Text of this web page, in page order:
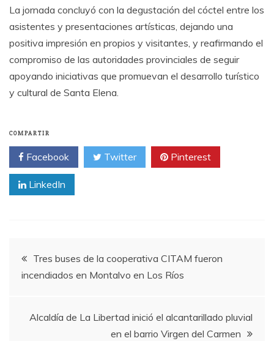
La jornada concluyó con la degustación del cóctel entre los
asistentes y presentaciones artísticas, dejando una
positiva impresión en propios y visitantes, y reafirmando el
compromiso de las autoridades provinciales de seguir
apoyando iniciativas que promuevan el desarrollo turístico
y cultural de Santa Elena.
COMPARTIR
Facebook Twitter Pinterest
LinkedIn
Navegación
entradas
Tres buses de la cooperativa CITAM fueron
incendiados en Montalvo en Los Ríos
Alcaldía de La Libertad inició el alcantarillado pluvial
en el barrio Virgen del Carmen